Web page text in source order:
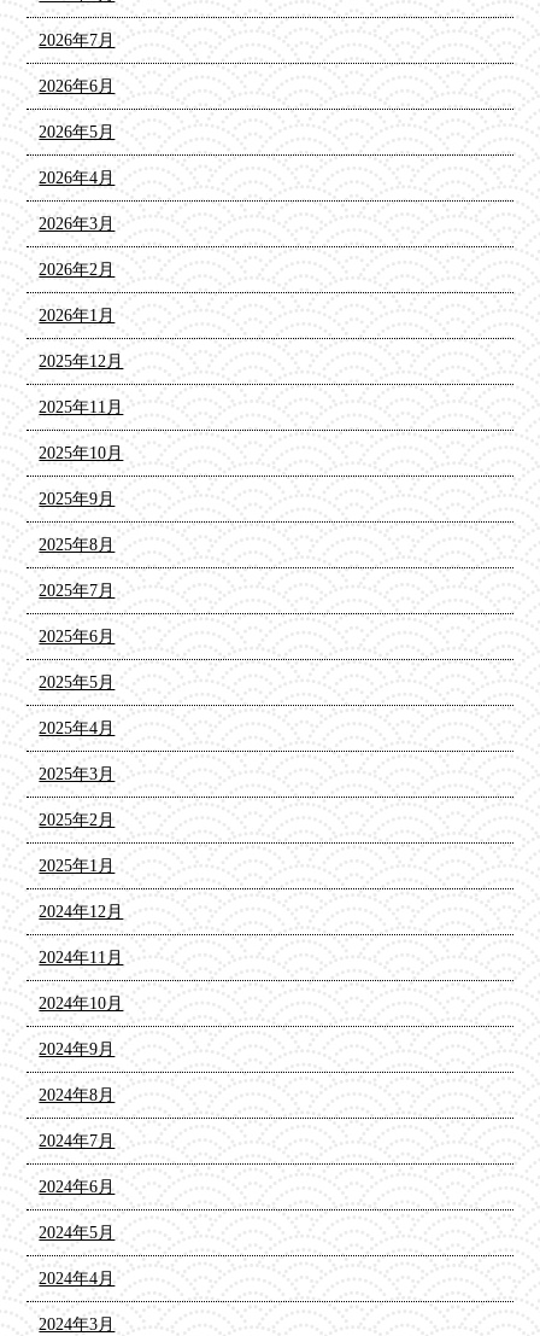
2026年7月
2026年6月
2026年5月
2026年4月
2026年3月
2026年2月
2026年1月
2025年12月
2025年11月
2025年10月
2025年9月
2025年8月
2025年7月
2025年6月
2025年5月
2025年4月
2025年3月
2025年2月
2025年1月
2024年12月
2024年11月
2024年10月
2024年9月
2024年8月
2024年7月
2024年6月
2024年5月
2024年4月
2024年3月